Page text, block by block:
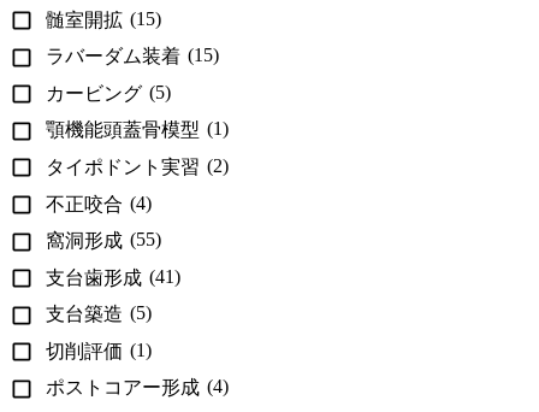
髄室開拡 (15)
ラバーダム装着 (15)
カービング (5)
顎機能頭蓋骨模型 (1)
タイポドント実習 (2)
不正咬合 (4)
窩洞形成 (55)
支台歯形成 (41)
支台築造 (5)
切削評価 (1)
ポストコアー形成 (4)